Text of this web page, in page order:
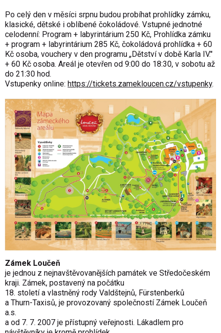
Po celý den v měsíci srpnu budou probíhat prohlídky zámku,
klasické, dětské i oblíbené čokoládové. Vstupné jednotné
celodenní: Program + labyrintárium 250 Kč, Prohlídka zámku
+ program + labyrintárium 285 Kč, čokoládová prohlídka + 60
Kč osoba, vouchery v den programu „Dětství v době Karla IV."
+ 60 Kč osoba. Areál je otevřen od 9:00 do 18:30, v sobotu až
do 21:30 hod.
Vstupenky online: https://tickets.zamekloucen.cz/vstupenky.
Zámek Loučeň
je jednou z nejnavštěvovanějších památek ve Středočeském
kraji. Zámek, postavený na počátku
18. století a vlastněný rody Valdštejnů, Fürstenberků
a Thurn-Taxisů, je provozovaný společností Zámek Loučeň
a.s.
a od 7. 7. 2007 je přístupný veřejnosti. Lákadlem pro